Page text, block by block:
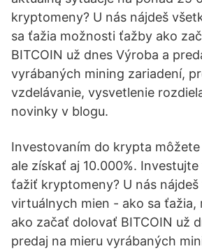
kryptomeny? U nás nájdeš
sa ťažia možnosti ťažby ako
BITCOIN už dnes Výroba a
vyrábaných mining zariadení,
vzdelávanie, vysvetlenie
novinky v blogu.
Investovaním do krypta
ale získať aj 10.000%.
ťažiť kryptomeny? U nás
virtuálnych mien - ako sa ťažia,
ako začať dolovať BITCOIN už
predaj na mieru vyrábaných